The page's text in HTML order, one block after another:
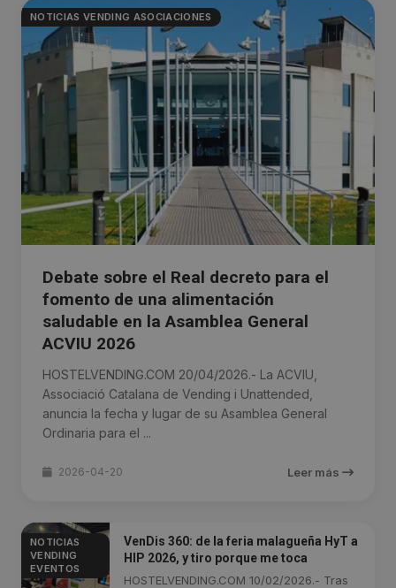
NOTICIAS VENDING ASOCIACIONES
Debate sobre el Real decreto para el
fomento de una alimentación
saludable en la Asamblea General
ACVIU 2026
HOSTELVENDING.COM 20/04/2026.- La ACVIU,
Associació Catalana de Vending i Unattended,
anuncia la fecha y lugar de su Asamblea General
Ordinaria para el ...
2026-04-20 Leer más
NOTICIAS
VENDING
EVENTOS
VenDis 360: de la feria malagueña HyT a
HIP 2026, y tiro porque me toca
HOSTELVENDING.COM 10/02/2026.- Tras